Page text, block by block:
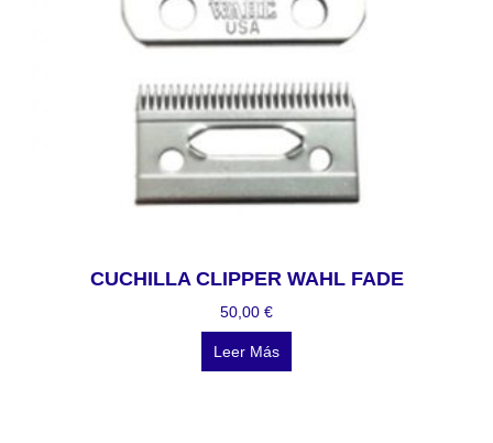
CUCHILLA CLIPPER WAHL FADE
50,00 €
Leer Más